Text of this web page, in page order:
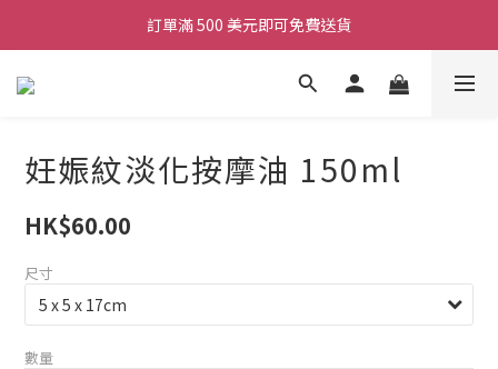
訂單滿 500 美元即可免費送貨
妊娠紋淡化按摩油 150ml
HK$60.00
尺寸
數量